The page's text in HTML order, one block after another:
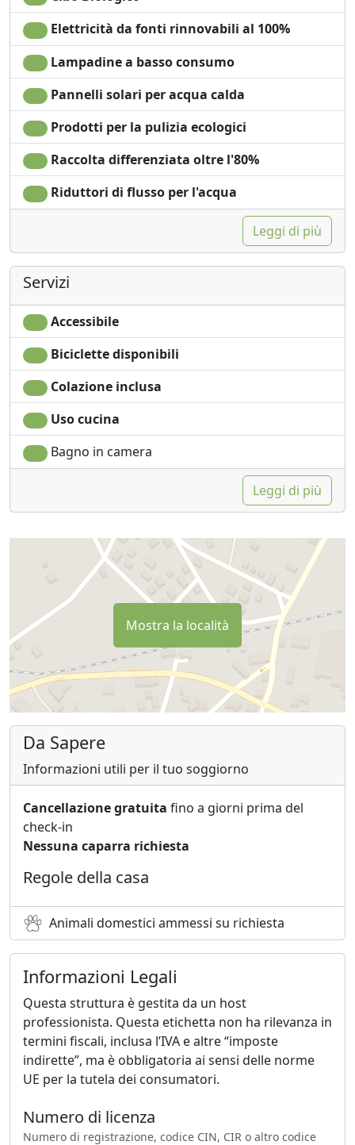
Elettricità da fonti rinnovabili al 100%
Lampadine a basso consumo
Pannelli solari per acqua calda
Prodotti per la pulizia ecologici
Raccolta differenziata oltre l'80%
Riduttori di flusso per l'acqua
Leggi di più
Servizi
Accessibile
Biciclette disponibili
Colazione inclusa
Uso cucina
Bagno in camera
Leggi di più
Mostra la località
Da Sapere
Informazioni utili per il tuo soggiorno
Cancellazione gratuita fino a giorni prima del
check-in
Nessuna caparra richiesta
Regole della casa
Animali domestici ammessi su richiesta
Informazioni Legali
Questa struttura è gestita da un host
professionista. Questa etichetta non ha rilevanza in
termini fiscali, inclusa l’IVA e altre “imposte
indirette”, ma è obbligatoria ai sensi delle norme
UE per la tutela dei consumatori.
Numero di licenza
Numero di registrazione, codice CIN, CIR o altro codice